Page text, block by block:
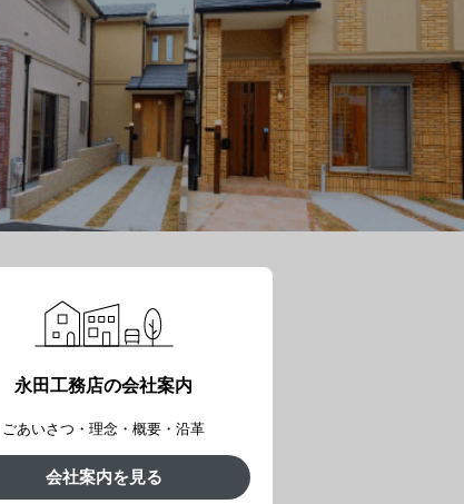
永田工務店の会社案内
ごあいさつ・理念・概要・沿革
会社案内を見る